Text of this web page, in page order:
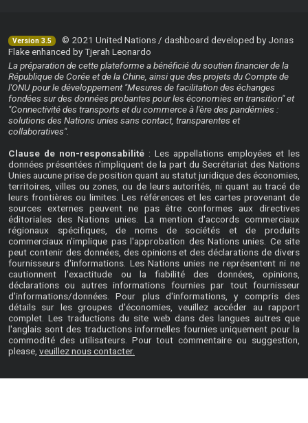
Version 3.5
© 2021 United Nations / dashboard developed by Jonas
Flake enhanced by Tjerah Leonardo
La préparation de cette plateforme a bénéficié du soutien financier de la
République de Corée et de la Chine, ainsi que des projets du Compte de
l'ONU pour le développement "Mesures de facilitation des échanges
fondées sur des données probantes pour les économies en transition" et
"Connectivité des transports et du commerce à l'ère des pandémies :
solutions des Nations unies sans contact, transparentes et
collaboratives".
Clause de non-responsabilité : Les appellations employées et les
données présentées n'impliquent de la part du Secrétariat des Nations
Unies aucune prise de position quant au statut juridique des économies,
territoires, villes ou zones, ou de leurs autorités, ni quant au tracé de
leurs frontières ou limites. Les références et les cartes provenant de
sources externes peuvent ne pas être conformes aux directives
éditoriales des Nations unies. La mention d'accords commerciaux
régionaux spécifiques, de noms de sociétés et de produits
commerciaux n'implique pas l'approbation des Nations unies. Ce site
peut contenir des données, des opinions et des déclarations de divers
fournisseurs d'informations. Les Nations unies ne représentent ni ne
cautionnent l'exactitude ou la fiabilité des données, opinions,
déclarations ou autres informations fournies par tout fournisseur
d'informations/données. Pour plus d'informations, y compris des
détails sur les groupes d'économies, veuillez accéder au rapport
complet . Les traductions du site web dans des langues autres que
l'anglais sont des traductions informelles fournies uniquement pour la
commodité des utilisateurs. Pour tout commentaire ou suggestion,
please, veuillez nous contacter.